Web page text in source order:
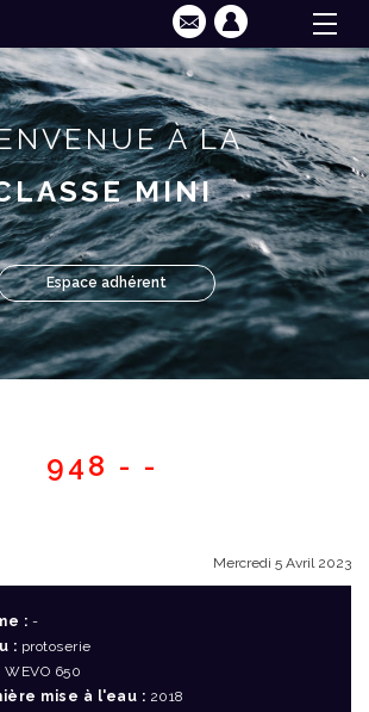
À LA
MINI
Espace adhérent
948 - -
Mercredi 5 Avril 2023
: -
: protoserie
WEVO 650
mise à l'eau : 2018